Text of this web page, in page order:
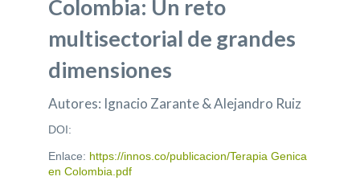
Colombia: Un reto
multisectorial de grandes
dimensiones
Autores: Ignacio Zarante & Alejandro Ruiz
DOI:
Enlace: https://innos.co/publicacion/Terapia Genica
en Colombia.pdf